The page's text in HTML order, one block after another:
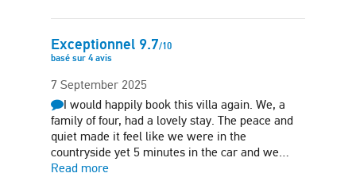
Exceptionnel 9.7/10
basé sur 4 avis
7 September 2025
I would happily book this villa again. We, a
family of four, had a lovely stay. The peace and
quiet made it feel like we were in the
countryside yet 5 minutes in the car and we…
Read more